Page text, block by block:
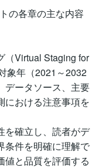
の各章の主な内容
（Virtual Staging for
象年（2021～2032
データソース、主要
における注意事項を
を確立し、読者がデ
条件を明確に理解で
値と品質を評価する